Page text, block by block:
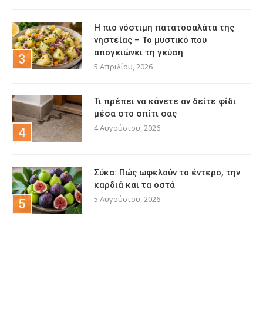
Η πιο νόστιμη πατατοσαλάτα της
νηστείας – Το μυστικό που
απογειώνει τη γεύση
5 Απριλίου, 2026
Τι πρέπει να κάνετε αν δείτε φίδι
μέσα στο σπίτι σας
4 Αυγούστου, 2026
Σύκα: Πώς ωφελούν το έντερο, την
καρδιά και τα οστά
5 Αυγούστου, 2026